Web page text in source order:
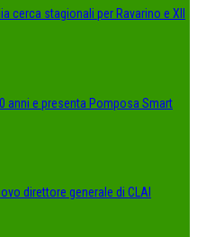
cerca stagionali per Ravarino e XII
anni e presenta Pomposa Smart
direttore generale di CLAI